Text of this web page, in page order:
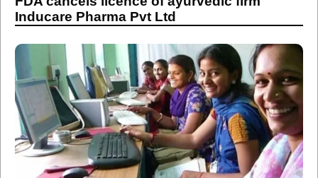
Inducare Pharma Pvt Ltd